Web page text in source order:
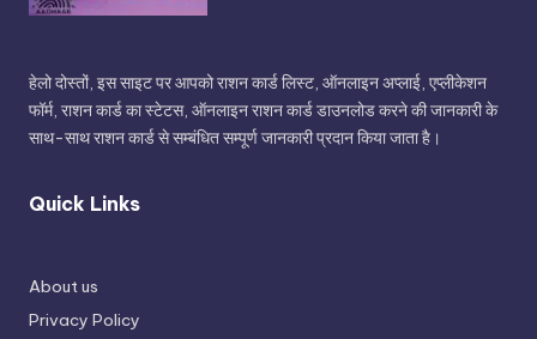
हेलो दोस्तों, इस साइट पर आपको राशन कार्ड लिस्ट, ऑनलाइन अप्लाई, एप्लीकेशन
फॉर्म, राशन कार्ड का स्टेटस, ऑनलाइन राशन कार्ड डाउनलोड करने की जानकारी के
साथ-साथ राशन कार्ड से सम्बंधित सम्पूर्ण जानकारी प्रदान किया जाता है।
Quick Links
About us
Privacy Policy